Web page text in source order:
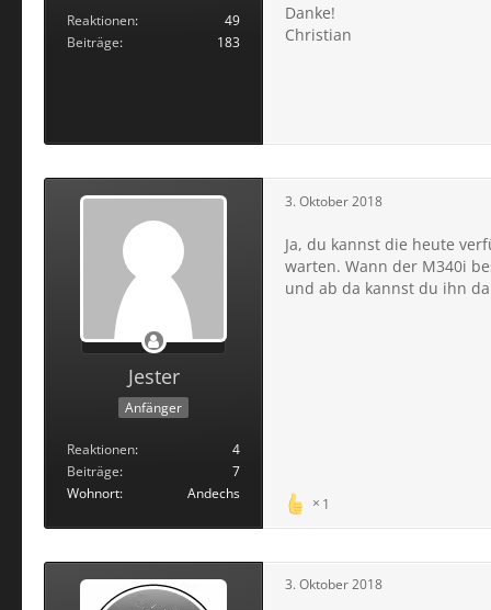
Reaktionen
49
Beiträge
183
Danke!
Christian
Jester
Anfänger
Reaktionen
4
Beiträge
7
Wohnort
Andechs
3. Oktober 2018
Ja, du kannst die heute
warten. Wann der M340i
und ab da kannst du ihn
1
3. Oktober 2018